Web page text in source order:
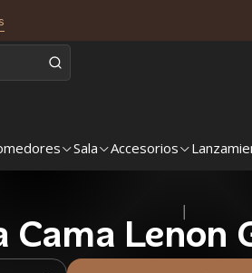
Sala Accesorios
Cama Lenon